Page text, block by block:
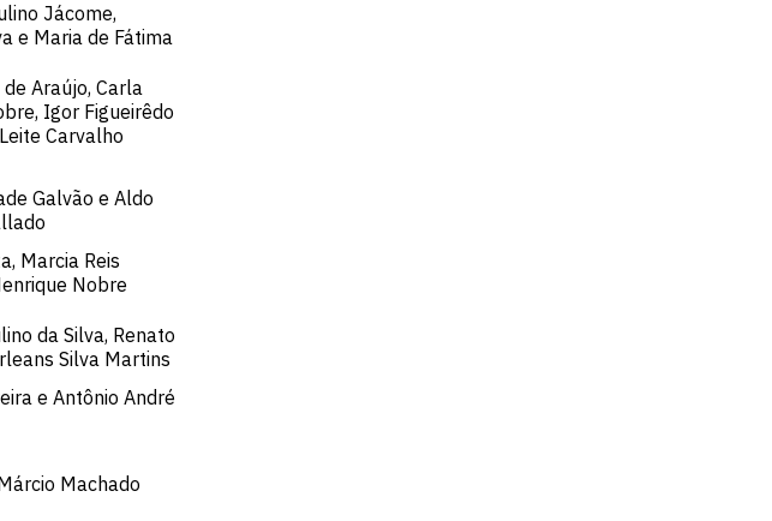
Jácome,
e Maria de Fátima
Araújo, Carla
Igor Figueirêdo
Carvalho
Galvão e Aldo
Marcia Reis
Nobre
da Silva, Renato
Silva Martins
e Antônio André
Machado